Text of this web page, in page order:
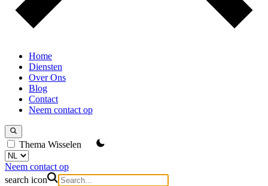
Home
Diensten
Over Ons
Blog
Contact
Neem contact op
Thema Wisselen
Neem contact op
search icon